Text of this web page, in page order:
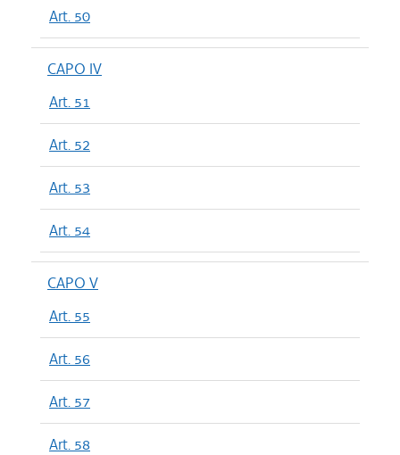
Art. 50
CAPO IV
Art. 51
Art. 52
Art. 53
Art. 54
CAPO V
Art. 55
Art. 56
Art. 57
Art. 58